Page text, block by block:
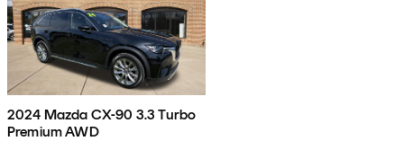
2024 Mazda CX-90 3.3 Turbo
Premium AWD